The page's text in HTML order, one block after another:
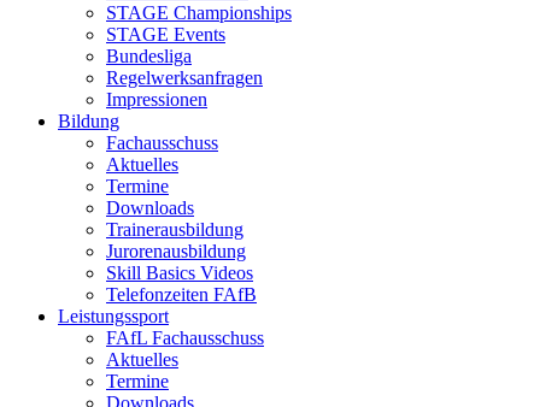
STAGE Championships
STAGE Events
Bundesliga
Regelwerksanfragen
Impressionen
Bildung
Fachausschuss
Aktuelles
Termine
Downloads
Trainerausbildung
Jurorenausbildung
Skill Basics Videos
Telefonzeiten FAfB
Leistungssport
FAfL Fachausschuss
Aktuelles
Termine
Downloads